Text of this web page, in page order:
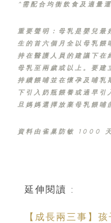
^需配合均衡飲食及適量
重要聲明：母乳是嬰兒最
生的首六個月全以母乳餵
持在醫護人員的建議下在
母乳至兩歲或以上。要建
持續餵哺並在懷孕及哺乳
下引入奶瓶餵養或過早引
旦媽媽選擇放棄母乳餵哺
資料由雀巢防敏 1000 天
延伸閱讀 :
【成長兩三事】